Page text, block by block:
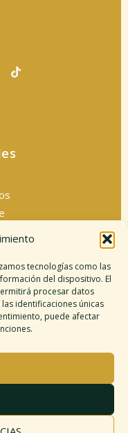
tecnologías como las
del dispositivo. El
procesar datos
identificaciones únicas
puede afectar